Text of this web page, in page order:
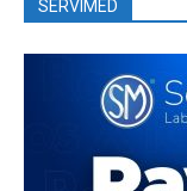
SERVIMED